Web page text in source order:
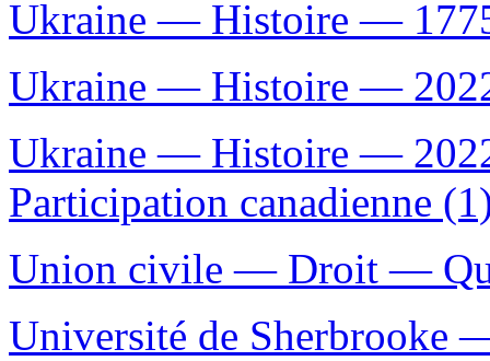
Ukraine — Histoire —
Ukraine — Histoire —
Ukraine — Histoire —
Participation canadienne
Union civile — Droit —
Université de Sherbrooke